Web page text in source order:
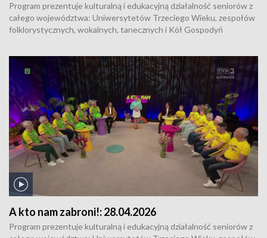
Program prezentuje kulturalną i edukacyjną działalność seniorów z
całego województwa: Uniwersytetów Trzeciego Wieku, zespołów
folklorystycznych, wokalnych, tanecznych i Kół Gospodyń
wokalistami śpiewają również znane i lubiane piosenki.
A kto nam zabroni!:28.04.2026
Program prezentuje kulturalną i edukacyjną działalność seniorów z